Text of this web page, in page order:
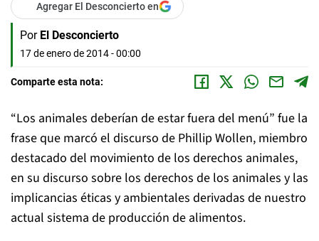
Agregar El Desconcierto en
Por El Desconcierto
17 de enero de 2014 - 00:00
Comparte esta nota:
“Los animales deberían de estar fuera del menú” fue la
frase que marcó el discurso de Phillip Wollen, miembro
destacado del movimiento de los derechos animales,
en su discurso sobre los derechos de los animales y las
implicancias éticas y ambientales derivadas de nuestro
actual sistema de producción de alimentos.